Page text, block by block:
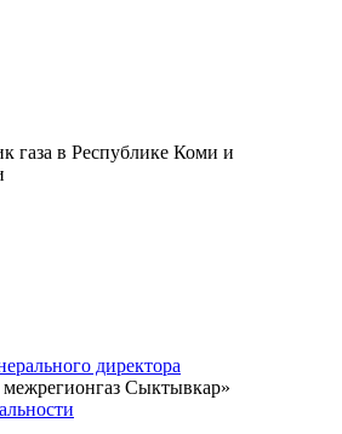
газа в Республике Коми и
директора
Сыктывкар»